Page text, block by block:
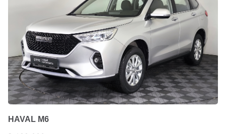
HAVAL M6